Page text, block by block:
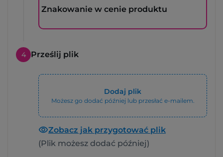
Znakowanie w cenie produktu
4 Prześlij plik
Dodaj plik
Możesz go dodać później lub przesłać e-mailem.
Zobacz jak przygotować plik
(Plik możesz dodać później)